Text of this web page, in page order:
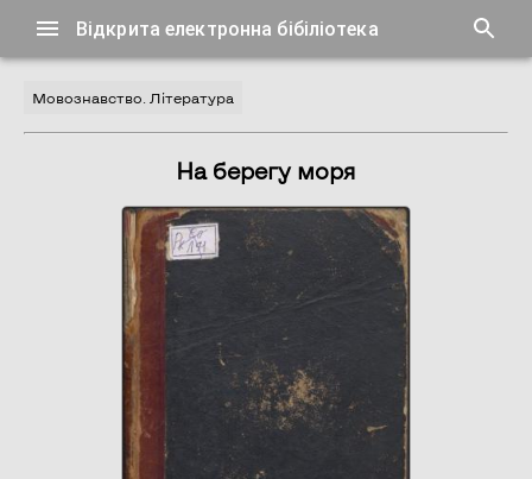
Відкрита електронна бібіліотека
Мовознавство. Література
На берегу моря